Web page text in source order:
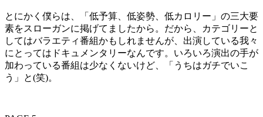
とにかく僕らは、「低予算、低姿勢、低カロリー」の三大要
素をスローガンに掲げてましたから。だから、カテゴリーと
してはバラエティ番組かもしれませんが、出演している我々
にとってはドキュメンタリーなんです。いろいろ演出の手が
加わっている番組は少なくないけど、「うちはガチでいこ
う」と(笑)。